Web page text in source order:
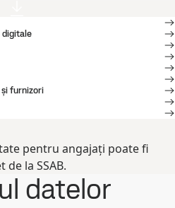
digitale
furnizori
pentru angajați poate fi
la SSAB.
datelor